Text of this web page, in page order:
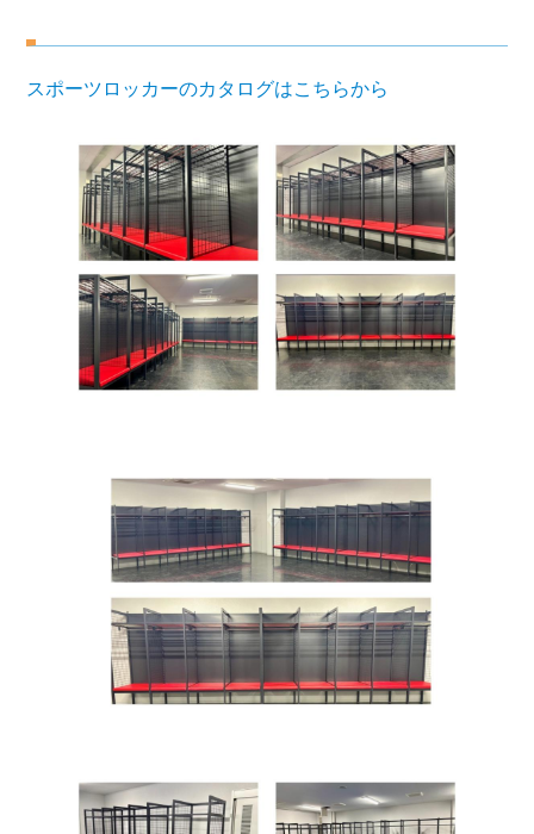
スポーツロッカーのカタログはこちらから